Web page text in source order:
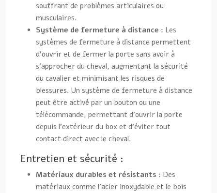
souffrant de problèmes articulaires ou
musculaires.
Système de fermeture à distance : Les
systèmes de fermeture à distance permettent
d’ouvrir et de fermer la porte sans avoir à
s’approcher du cheval, augmentant la sécurité
du cavalier et minimisant les risques de
blessures. Un système de fermeture à distance
peut être activé par un bouton ou une
télécommande, permettant d’ouvrir la porte
depuis l’extérieur du box et d’éviter tout
contact direct avec le cheval.
Entretien et sécurité :
Matériaux durables et résistants : Des
matériaux comme l’acier inoxydable et le bois